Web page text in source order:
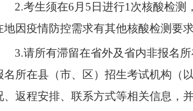
2.考生须在6月5日进行1次核酸检
地因疫情防控需求有其他核酸检测要
3.请所有滞留在省外及省内非报名
名所在县（市、区）招生考试机构（
、返程安排、联系方式等相关信息，